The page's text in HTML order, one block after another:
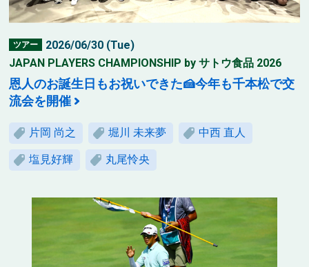
ツアー
2026/06/30 (Tue)
JAPAN PLAYERS CHAMPIONSHIP by サトウ食品 2026
恩人のお誕生日もお祝いできた🍰今年も千本松で交
流会を開催
片岡 尚之 堀川 未来夢 中西 直人
塩見好輝 丸尾怜央